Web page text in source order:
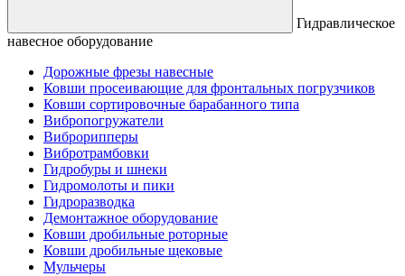
Гидравлическое
навесное оборудование
Дорожные фрезы навесные
Ковши просеивающие для фронтальных погрузчиков
Ковши сортировочные барабанного типа
Вибропогружатели
Виброрипперы
Вибротрамбовки
Гидробуры и шнеки
Гидромолоты и пики
Гидроразводка
Демонтажное оборудование
Ковши дробильные роторные
Ковши дробильные щековые
Мульчеры